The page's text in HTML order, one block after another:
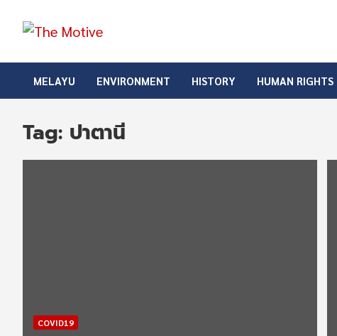
content
The Motive
MELAYU ENVIRONMENT HISTORY HUMAN RIGHTS
Tag: ปาตานี
COVID19